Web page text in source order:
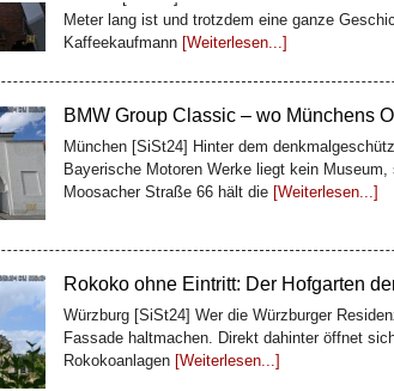
BMW Group Classic – wo Münchens
Moosacher Straße 66 hält die[Weiterlesen...]
Rokoko ohne Eintritt: Der Hofgarten
Rokokoanlagen[Weiterlesen...]
Barock als Gesamtkunstwerk: Die